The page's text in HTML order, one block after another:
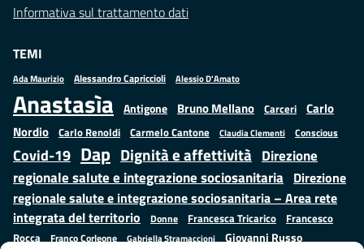
Informativa sul trattamento dati
TEMI
Ada Maurizio Alessandro Capriccioli Alessio D'Amato
Anastasìa Antigone Bruno Mellano Carceri
Carlo
Nordio Carlo Renoldi Carmelo Cantone Claudia Clementi Conscious
Covid-19 Dap Dignità e affettività Direzione
regionale salute e integrazione sociosanitaria Direzione
regionale salute e integrazione sociosanitaria – Area rete
integrata del territorio
Donne Francesca Tricarico
Francesco
Rocca
Franco Corleone Gabriella Stramaccioni Giovanni Russo